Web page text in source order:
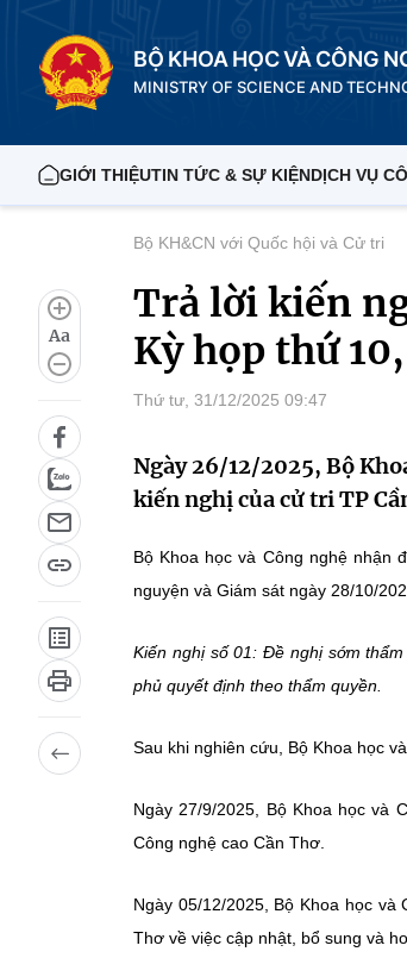
BỘ KHOA HỌC VÀ CÔNG
MINISTRY OF SCIENCE AND
GIỚI THIỆUTIN TỨC & SỰ KIỆNDỊCH VỤ
Aa
Bộ KH&CN với Quốc hội và Cử tri
Trả lời kiến
Kỳ họp thứ
Thứ tư, 31/12/2025 09:47
Ngày 26/12/2025, Bộ
kiến nghị của cử tri TP
Bộ Khoa học và Công nghệ nhận
nguyện và Giám sát ngày 28/10/
Kiến nghị số 01: Đề nghị sớm
phủ quyết định theo thẩm quyền.
Sau khi nghiên cứu, Bộ Khoa học
Ngày 27/9/2025, Bộ Khoa học và
Công nghệ cao Cần Thơ.
Ngày 05/12/2025, Bộ Khoa học và
Thơ về việc cập nhật, bổ sung và